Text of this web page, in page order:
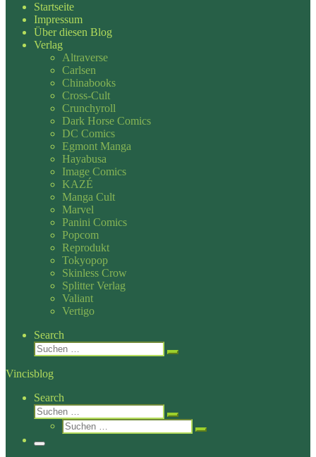
Startseite
Impressum
Über diesen Blog
Verlag
Altraverse
Carlsen
Chinabooks
Cross-Cult
Crunchyroll
Dark Horse Comics
DC Comics
Egmont Manga
Hayabusa
Image Comics
KAZÉ
Manga Cult
Marvel
Panini Comics
Popcom
Reprodukt
Tokyopop
Skinless Crow
Splitter Verlag
Valiant
Vertigo
Search
Suche
Suchen …
Vincisblog
Search
Suche
Suchen …
Suche
Suchen …
Menü